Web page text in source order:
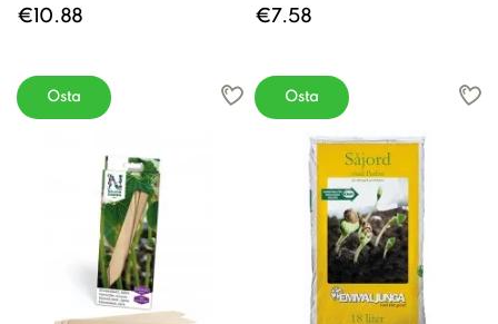
€10.88
Osta
€7.58
Osta